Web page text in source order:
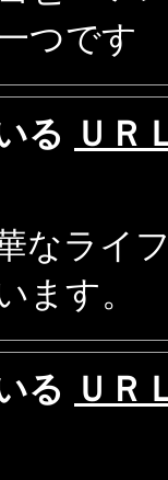
つです
る ＵＲ
なライ
ます。
る ＵＲ